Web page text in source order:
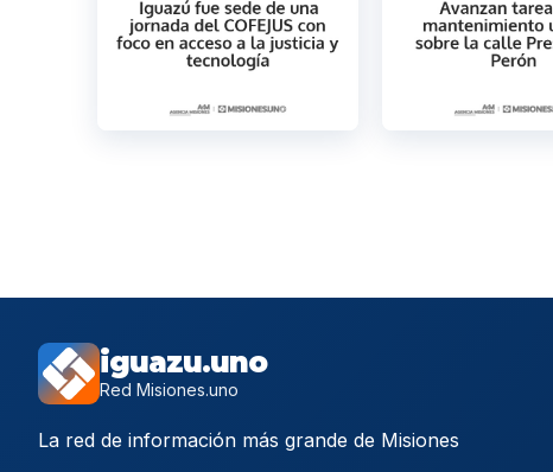
iguazu.uno
Red Misiones.uno
La red de información más grande de Misiones